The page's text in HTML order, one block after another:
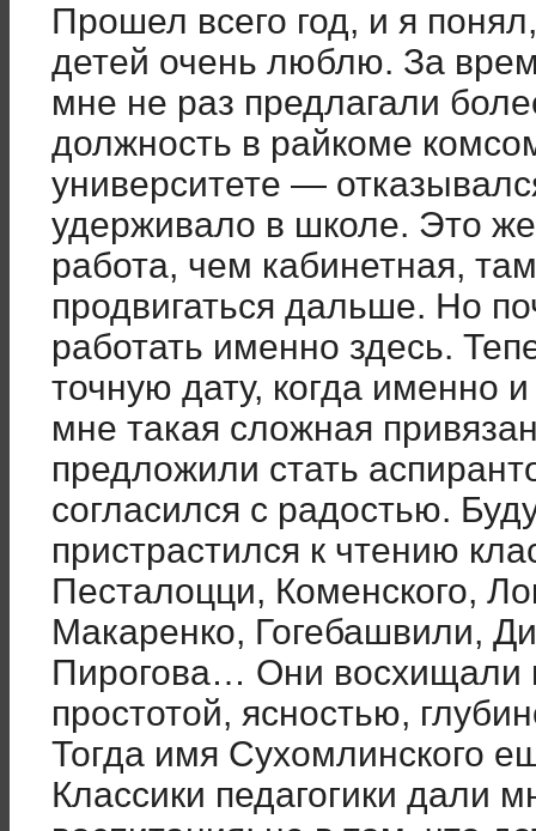
Прошел всего год, и я
детей очень люблю. За
мне не раз предлагали
должность в райкоме
университете —
удерживало в школе. Это
работа, чем кабинетная,
продвигаться дальше. Но
работать именно здесь.
точную дату, когда именно
мне такая сложная
предложили стать
согласился с радостью.
пристрастился к чтению
Песталоцци, Коменского,
Макаренко, Гогебашвили,
Пирогова… Они восхищали
простотой, ясностью,
Тогда имя Сухомлинского
Классики педагогики дали